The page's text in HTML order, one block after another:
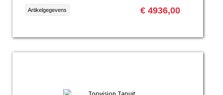
€ 4936,00
Artikelgegevens